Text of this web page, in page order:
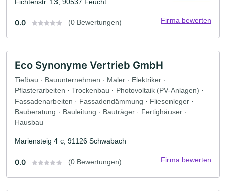
0.0 (0 Bewertungen) Firma bewerten
Eco Synonyme Vertrieb GmbH
Tiefbau · Bauunternehmen · Maler · Elektriker ·
Pflasterarbeiten · Trockenbau · Photovoltaik (PV-Anlagen) ·
Fassadenarbeiten · Fassadendämmung · Fliesenleger ·
Bauberatung · Bauleitung · Bauträger · Fertighäuser ·
Hausbau
Mariensteig 4 c, 91126 Schwabach
0.0 (0 Bewertungen) Firma bewerten